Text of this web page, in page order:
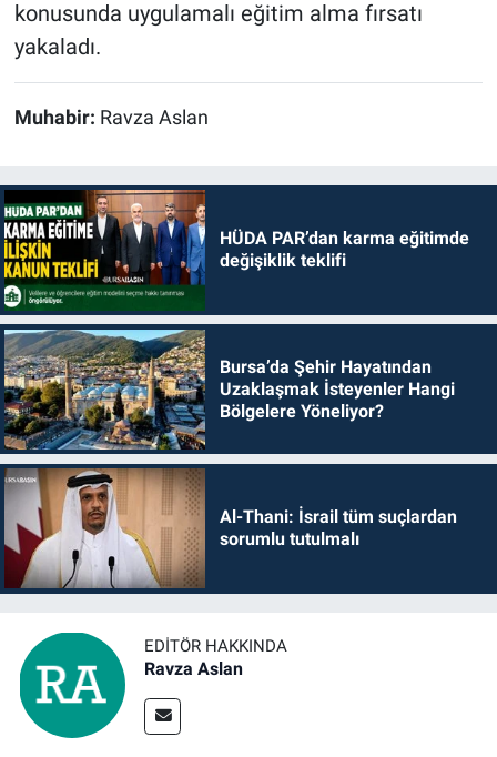
konusunda uygulamalı eğitim alma fırsatı
yakaladı.
Muhabir: Ravza Aslan
HÜDA PAR’dan karma eğitimde
değişiklik teklifi
Bursa’da Şehir Hayatından
Uzaklaşmak İsteyenler Hangi
Bölgelere Yöneliyor?
Al-Thani: İsrail tüm suçlardan
sorumlu tutulmalı
EDITÖR HAKKINDA
Ravza Aslan